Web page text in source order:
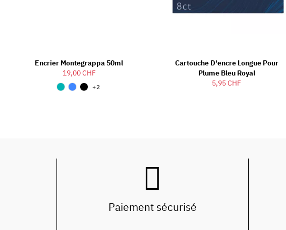
Encrier Montegrappa 50ml
19,00 CHF
+2
Cartouche D'encre Longue Pour
Plume Bleu Royal
5,95 CHF
Paiement sécurisé